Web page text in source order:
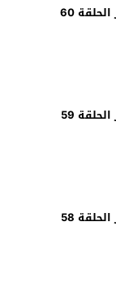
60
59
58